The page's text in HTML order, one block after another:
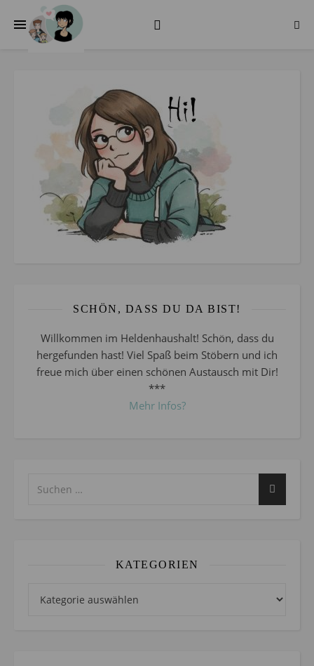
SCHÖN, DASS DU DA BIST!
Willkommen im Heldenhaushalt! Schön, dass du
hergefunden hast! Viel Spaß beim Stöbern und ich
freue mich über einen schönen Austausch mit Dir!
***
Mehr Infos?
KATEGORIEN